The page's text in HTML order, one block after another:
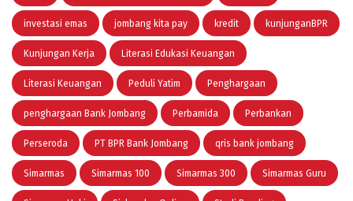
investasi emas jombang kita pay kredit kunjunganBPR
Kunjungan Kerja Literasi Edukasi Keuangan
Literasi Keuangan Peduli Yatim Penghargaan
penghargaan Bank Jombang Perbamida Perbankan
Perseroda PT BPR Bank Jombang qris bank jombang
Simarmas Simarmas 100 Simarmas 300 Simarmas Guru